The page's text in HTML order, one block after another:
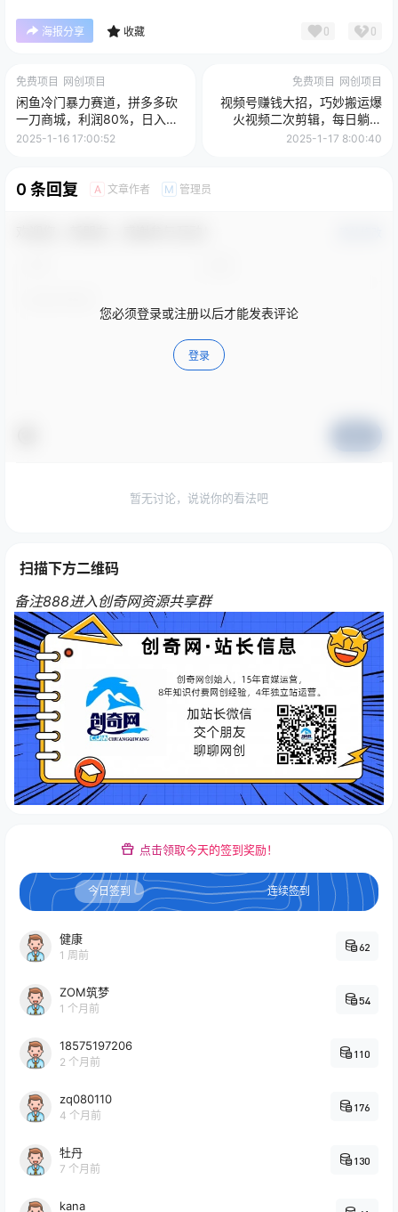
海报分享 收藏 0 0
免费项目 网创项目
闲鱼冷门暴力赛道，拼多多砍
一刀商城，利润80%，日入
1000+
2025-1-16 17:00:52
免费项目 网创项目
视频号赚钱大招，巧妙搬运爆
火视频二次剪辑，每日躺赚
1000 +
2025-1-17 8:00:40
0 条回复 A 文章作者 M 管理员
您必须登录或注册以后才能发表评论
登录
暂无讨论，说说你的看法吧
扫描下方二维码
备注888进入创奇网资源共享群
点击领取今天的签到奖励！
今日签到 连续签到
健康
1 周前
62
ZOM筑梦
1 个月前
54
18575197206
2 个月前
110
zq080110
4 个月前
176
牡丹
7 个月前
130
kana